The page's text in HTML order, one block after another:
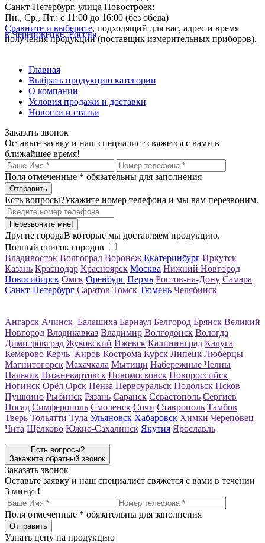
Санкт-Петербург, улица Новостроек:
Пн., Ср., Пт.: с 11:00 до 16:00 (без обеда)
Сравните и выберите, подходящий для вас, адрес и время
получения продукции (поставщик измерительных приборов).
в Череповецке, Россия
Главная
Выбрать продукцию категории
О компании
Условия продажи и доставки
Новости и статьи
Заказать звонок
Оставьте заявку и наш специалист свяжется с вами в
ближайшее время!
Поля отмеченные * обязательны для заполнения
Есть вопросы?Укажите номер телефона и мы вам перезвоним.
Перезвоните мне!
Другие городаВ которые мы доставляем продукцию.
Полный список городов
Владивосток Волгоград Воронеж Екатеринбург Иркутск
Казань Краснодар Красноярск Москва Нижний Новгород
Новосибирск Омск Оренбург Пермь Ростов-на-Дону Самара
Санкт-Петербург Саратов Томск Тюмень Челябинск
Ангарск Ачинск Балашиха Барнаул Белгород Брянск Великий
Новгород Владикавказ Владимир Волгодонск Вологда
Димитровград Жуковский Ижевск Калининград Калуга
Кемерово Керчь Киров Кострома Курск Липецк Люберцы
Магнитогорск Махачкала Мытищи Набережные Челны
Нальчик Нижневартовск Новомосковск Новороссийск
Ногинск Орёл Орск Пенза Первоуральск Подольск Псков
Пушкино Рыбинск Рязань Саранск Севастополь Сергиев
Посад Симферополь Смоленск Сочи Ставрополь Тамбов
Тверь Тольятти Тула Ульяновск Хабаровск Химки Череповец
Чита Щёлково Южно-Сахалинск Якутия Ярославль
Есть вопросы?
Закажите обратный звонок
Заказать звонок
Оставьте заявку и наш специалист свяжется с вами в течении
3 минут!
Поля отмеченные * обязательны для заполнения
Узнать цену на продукцию